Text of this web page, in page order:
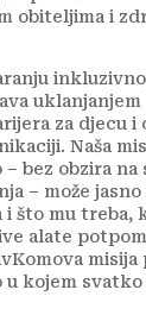
obiteljima i
uklanjanjem
za djecu i
Naša
bez obzira na
– može
i što mu treba,
alate
misija
kojem svatko